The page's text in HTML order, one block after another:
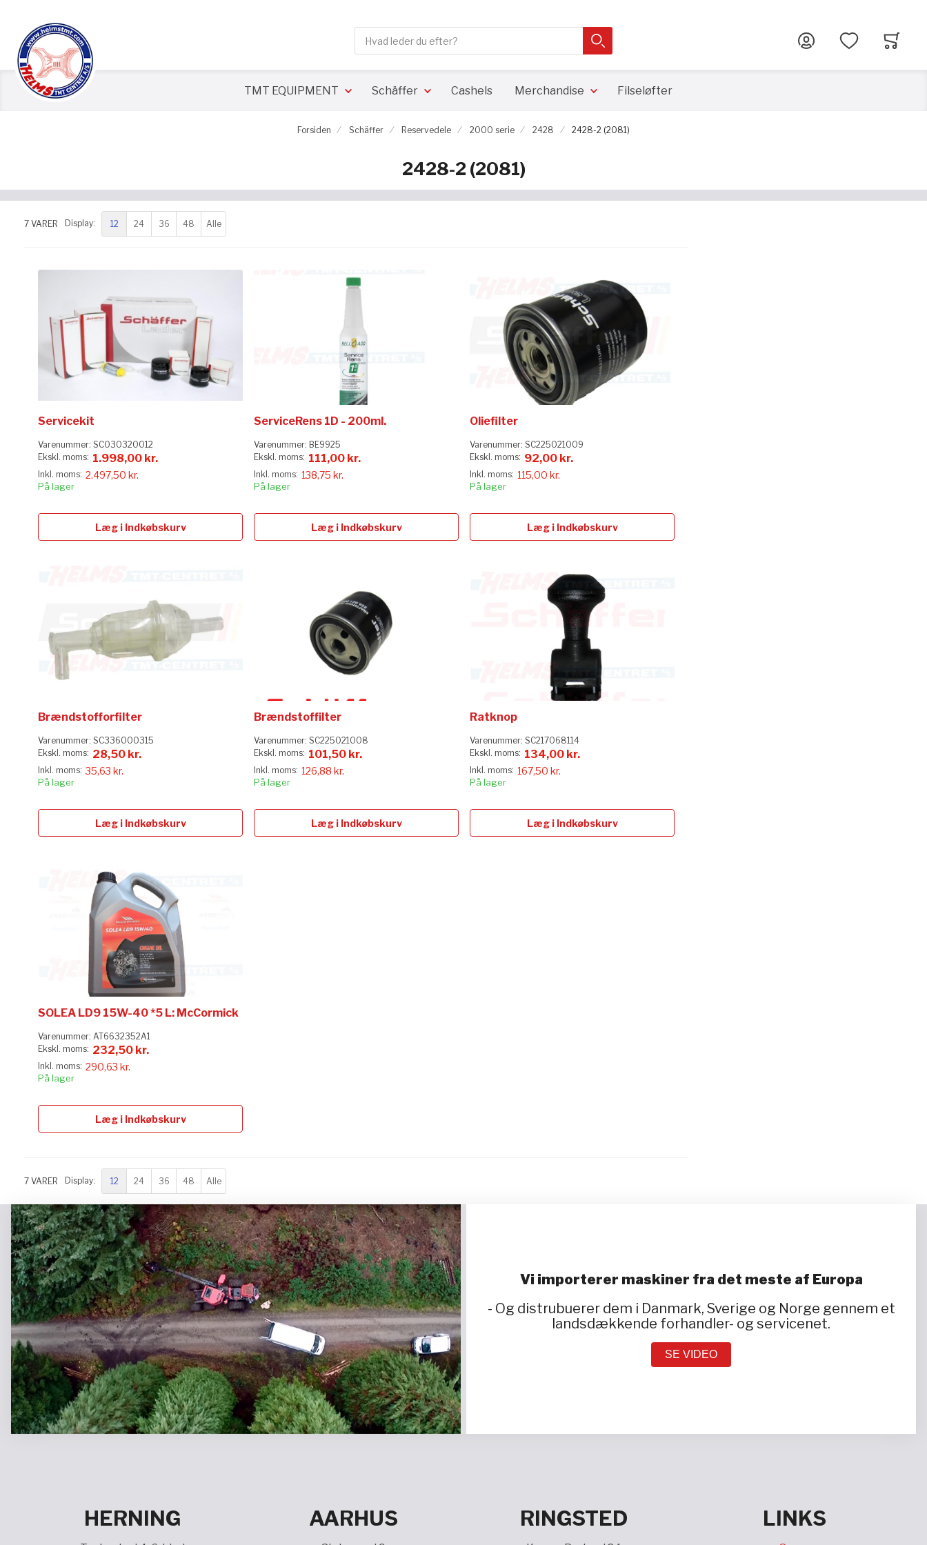
Close search
SØG
TMT EQUIPMENT Schäffer Cashels Merchandise Filseløfter
Forsiden Schäffer Reservedele 2000 serie 2428 2428-2 (2081)
2428-2 (2081)
7 VARER Display: 12 24 36 48 Alle
2.497,50 kr.
1.998,00 kr.
Servicekit
Varenummer: SC030320012
På lager
Læg i Indkøbskurv
138,75 kr.
111,00 kr.
ServiceRens 1D - 200ml.
Varenummer: BE9925
På lager
Læg i Indkøbskurv
115,00 kr.
92,00 kr.
Oliefilter
Varenummer: SC225021009
På lager
Læg i Indkøbskurv
35,63 kr.
28,50 kr.
Brændstofforfilter
Varenummer: SC336000315
På lager
Læg i Indkøbskurv
126,88 kr.
101,50 kr.
Brændstoffilter
Varenummer: SC225021008
På lager
Læg i Indkøbskurv
167,50 kr.
134,00 kr.
Ratknop
Varenummer: SC217068114
På lager
Læg i Indkøbskurv
290,63 kr.
232,50 kr.
SOLEA LD9 15W-40 *5 L: McCormick
Varenummer: AT6632352A1
På lager
Læg i Indkøbskurv
7 VARER Display: 12 24 36 48 Alle
Vi importerer maskiner fra det meste af Europa
- Og distrubuerer dem i Danmark, Sverige og Norge gennem et
landsdækkende forhandler- og servicenet.
SE VIDEO
HERNING AARHUS RINGSTED LINKS